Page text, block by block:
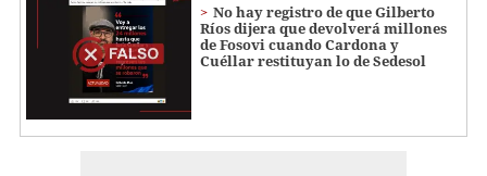
No hay registro de que Gilberto
Ríos dijera que devolverá millones
de Fosovi cuando Cardona y
Cuéllar restituyan lo de Sedesol